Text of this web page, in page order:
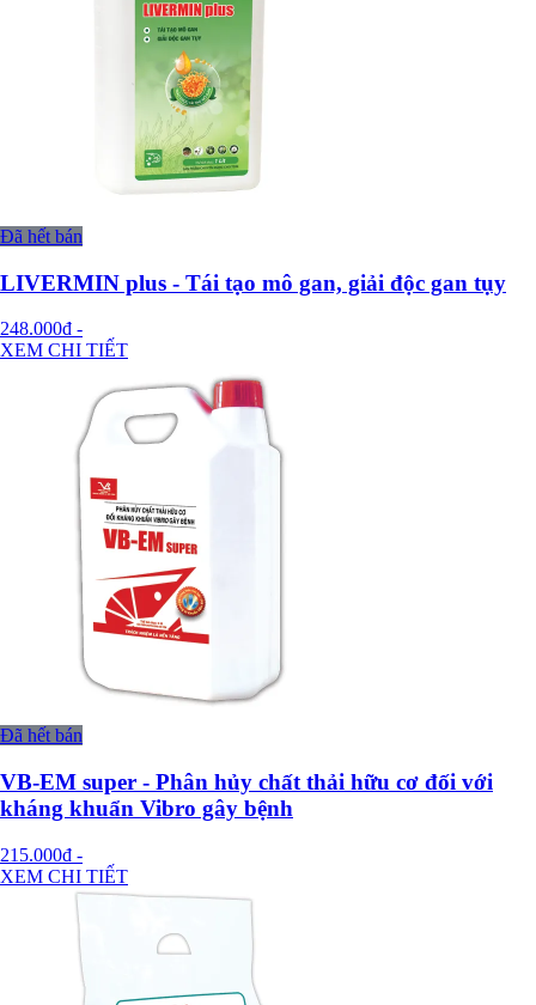
Đã hết bán
LIVERMIN plus - Tái tạo mô gan, giải độc gan tụy
248.000đ -
XEM CHI TIẾT
Đã hết bán
VB-EM super - Phân hủy chất thải hữu cơ đối với
kháng khuẩn Vibro gây bệnh
215.000đ -
XEM CHI TIẾT